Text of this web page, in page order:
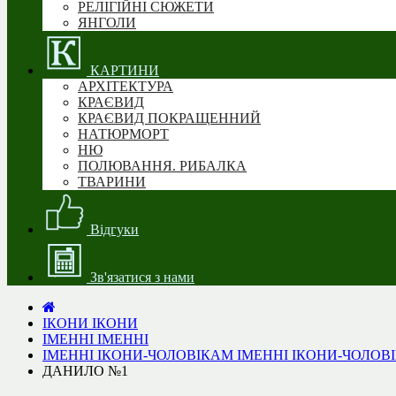
РЕЛІГІЙНІ СЮЖЕТИ
ЯНГОЛИ
КАРТИНИ
АРХІТЕКТУРА
КРАЄВИД
КРАЄВИД ПОКРАЩЕННИЙ
НАТЮРМОРТ
НЮ
ПОЛЮВАННЯ. РИБАЛКА
ТВАРИНИ
Відгуки
Зв'язатися з нами
ІКОНИ ІКОНИ
ІМЕННІ ІМЕННІ
ІМЕННІ ІКОНИ-ЧОЛОВІКАМ ІМЕННІ ІКОНИ-
ДАНИЛО №1